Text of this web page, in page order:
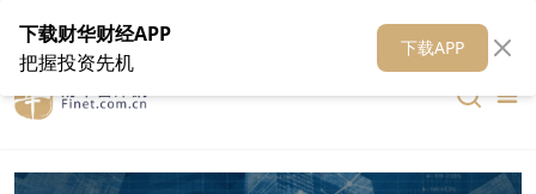
在线客服 关于我们 财华媒体矩阵 财华智库
下载财华财经APP
把握投资先机
下载APP